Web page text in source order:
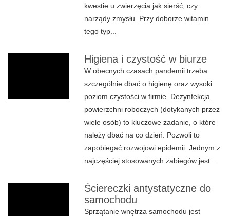
kwestie u zwierzęcia jak sierść, czy
narządy zmysłu. Przy doborze witamin
tego typ...
Higiena i czystość w biurze
W obecnych czasach pandemii trzeba
szczególnie dbać o higienę oraz wysoki
poziom czystości w firmie. Dezynfekcja
powierzchni roboczych (dotykanych przez
wiele osób) to kluczowe zadanie, o które
należy dbać na co dzień. Pozwoli to
zapobiegać rozwojowi epidemii. Jednym z
najczęściej stosowanych zabiegów jest...
Ściereczki antystatyczne do
samochodu
Sprzątanie wnętrza samochodu jest